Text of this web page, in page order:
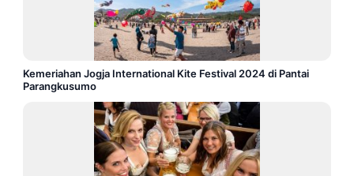
Kemeriahan Jogja International Kite Festival 2024 di Pantai
Parangkusumo